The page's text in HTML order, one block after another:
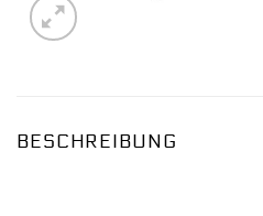
BESCHREIBUNG